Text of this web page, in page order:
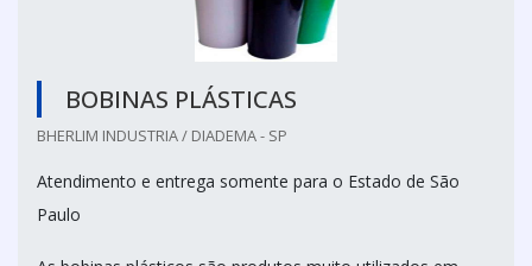
BOBINAS PLÁSTICAS
BHERLIM INDUSTRIA / DIADEMA - SP
Atendimento e entrega somente para o Estado de São
Paulo